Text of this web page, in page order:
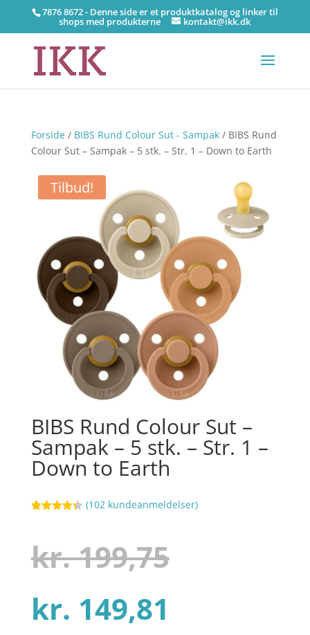
7876 8672 - Denne side er et produktkatalog og linker til
shops med produkterne kontakt@ikk.dk
Forside/ BIBS Rund Colour Sut - Sampak/ BIBS Rund
Colour Sut – Sampak – 5 stk. – Str. 1 – Down to Earth
Tilbud!
BIBS Rund Colour Sut –
Sampak – 5 stk. – Str. 1 –
Down to Earth
baseret
på
kundebedø
(102 kundeanmeldelser)
kr.199,75
kr. 149,81